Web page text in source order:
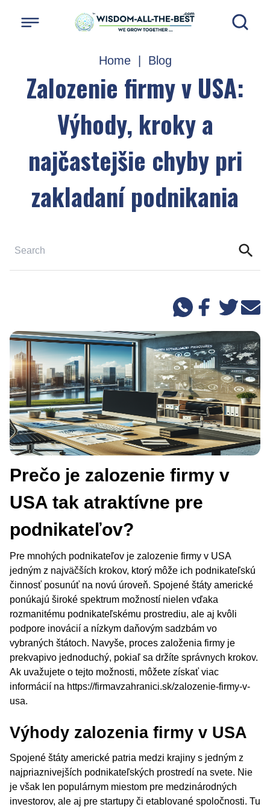
Home| Blog
Zalozenie firmy v USA:
Výhody, kroky a
najčastejšie chyby pri
zakladaní podnikania
Prečo je zalozenie firmy v
USA tak atraktívne pre
podnikateľov?
Pre mnohých podnikateľov je zalozenie firmy v USA
jedným z najväčších krokov, ktorý môže ich podnikateľskú
činnosť posunúť na novú úroveň. Spojené štáty americké
ponúkajú široké spektrum možností nielen vďaka
rozmanitému podnikateľskému prostrediu, ale aj kvôli
podpore inovácií a nízkym daňovým sadzbám vo
vybraných štátoch. Navyše, proces založenia firmy je
prekvapivo jednoduchý, pokiaľ sa držíte správnych krokov.
Ak uvažujete o tejto možnosti, môžete získať viac
informácií na https://firmavzahranici.sk/zalozenie-firmy-v-
usa.
Výhody zalozenia firmy v USA
Spojené štáty americké patria medzi krajiny s jedným z
najpriaznivejších podnikateľských prostredí na svete. Nie
je však len populárnym miestom pre medzinárodných
investorov, ale aj pre startupy či etablované spoločnosti. Tu